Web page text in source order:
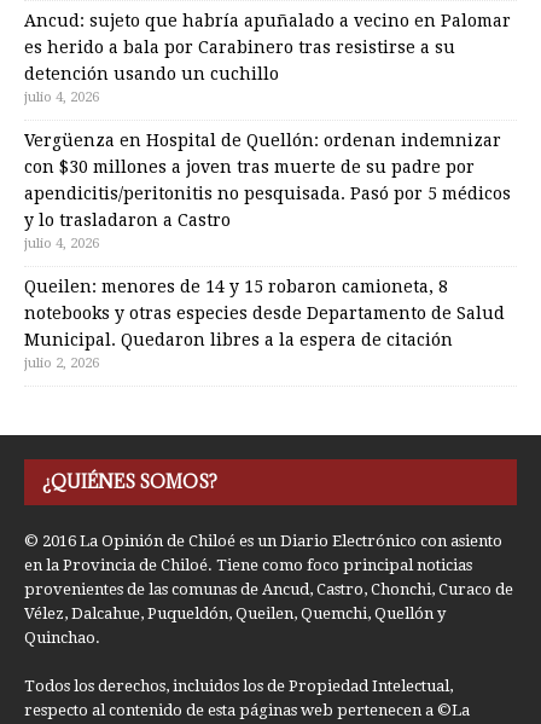
Ancud: sujeto que habría apuñalado a vecino en Palomar
es herido a bala por Carabinero tras resistirse a su
detención usando un cuchillo
julio 4, 2026
Vergüenza en Hospital de Quellón: ordenan indemnizar
con $30 millones a joven tras muerte de su padre por
apendicitis/peritonitis no pesquisada. Pasó por 5 médicos
y lo trasladaron a Castro
julio 4, 2026
Queilen: menores de 14 y 15 robaron camioneta, 8
notebooks y otras especies desde Departamento de Salud
Municipal. Quedaron libres a la espera de citación
julio 2, 2026
¿QUIÉNES SOMOS?
© 2016 La Opinión de Chiloé es un Diario Electrónico con asiento
en la Provincia de Chiloé. Tiene como foco principal noticias
provenientes de las comunas de Ancud, Castro, Chonchi, Curaco de
Vélez, Dalcahue, Puqueldón, Queilen, Quemchi, Quellón y
Quinchao.
Todos los derechos, incluidos los de Propiedad Intelectual,
respecto al contenido de esta páginas web pertenecen a ©La